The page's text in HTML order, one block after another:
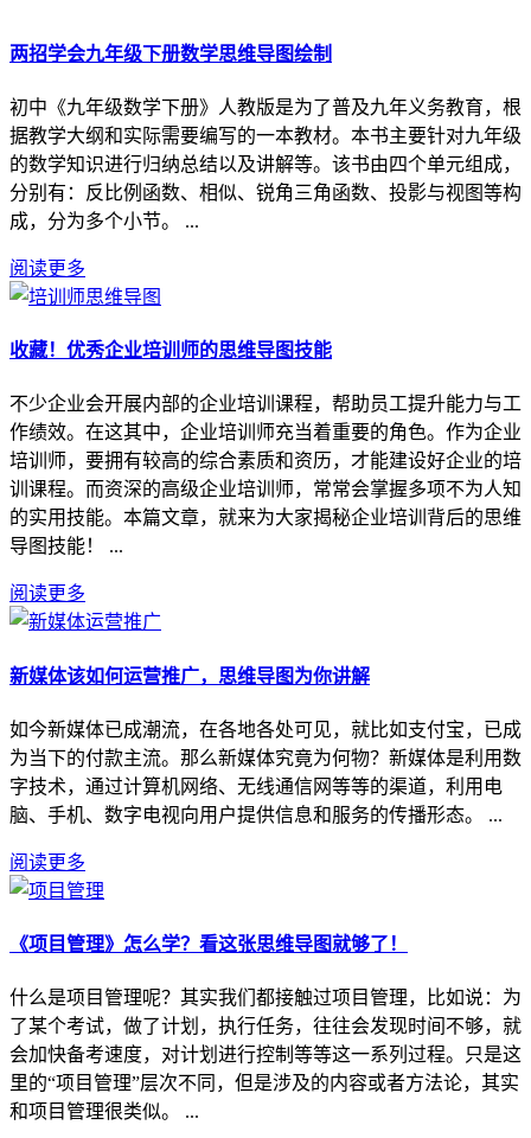
两招学会九年级下册数学思维导图绘制
初中《九年级数学下册》人教版是为了普及九年义务教育，根
据教学大纲和实际需要编写的一本教材。本书主要针对九年级
的数学知识进行归纳总结以及讲解等。该书由四个单元组成，
分别有：反比例函数、相似、锐角三角函数、投影与视图等构
成，分为多个小节。 ...
阅读更多
收藏！优秀企业培训师的思维导图技能
不少企业会开展内部的企业培训课程，帮助员工提升能力与工
作绩效。在这其中，企业培训师充当着重要的角色。作为企业
培训师，要拥有较高的综合素质和资历，才能建设好企业的培
训课程。而资深的高级企业培训师，常常会掌握多项不为人知
的实用技能。本篇文章，就来为大家揭秘企业培训背后的思维
导图技能！ ...
阅读更多
新媒体该如何运营推广，思维导图为你讲解
如今新媒体已成潮流，在各地各处可见，就比如支付宝，已成
为当下的付款主流。那么新媒体究竟为何物？新媒体是利用数
字技术，通过计算机网络、无线通信网等等的渠道，利用电
脑、手机、数字电视向用户提供信息和服务的传播形态。 ...
阅读更多
《项目管理》怎么学？看这张思维导图就够了！
什么是项目管理呢？其实我们都接触过项目管理，比如说：为
了某个考试，做了计划，执行任务，往往会发现时间不够，就
会加快备考速度，对计划进行控制等等这一系列过程。只是这
里的“项目管理”层次不同，但是涉及的内容或者方法论，其实
和项目管理很类似。 ...